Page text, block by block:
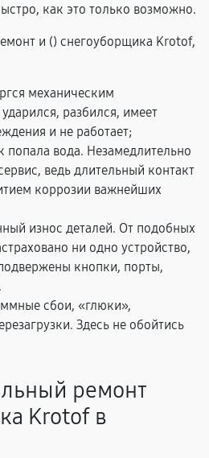
как это только возможно.
и () снегоуборщика Krotof,
механическим
разбился, имеет
и не работает;
попала вода. Незамедлительно
ведь длительный контакт
коррозии важнейших
износ деталей. От подобных
ни одно устройство,
кнопки, порты,
сбои, «глюки»,
Здесь не обойтись
ремонт
Krotof в